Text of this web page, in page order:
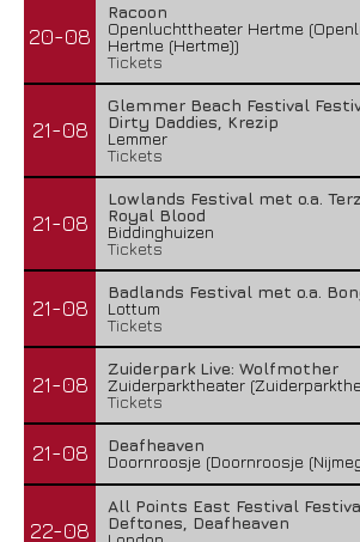
20-08
Racoon
Openluchttheater Hertme
Hertme (Hertme))
Tickets
21-08
Glemmer Beach Festival
Dirty Daddies, Krezip
Lemmer
Tickets
21-08
Lowlands Festival met o.a.
Royal Blood
Biddinghuizen
Tickets
21-08
Badlands Festival met o.a.
Lottum
Tickets
21-08
Zuiderpark Live: Wolfmother
Zuiderparktheater
Tickets
21-08
Deafheaven
Doornroosje (Doornroosje
22-08
All Points East Festival
Deftones, Deafheaven